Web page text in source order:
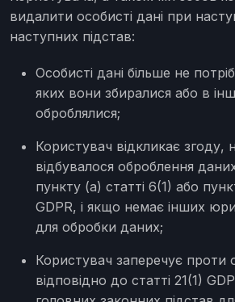
видалити особисті дані при
наступних підстав:
Особисті дані більше не
яких вони збиралися або в
оброблялися;
Користувач відкликає згоду,
відбувалося оброблення
пункту (а) статті 6(1) або
GDPR, і якщо немає інших
для обробки даних;
Користувач заперечує проти
відповідно до статті 21(1)